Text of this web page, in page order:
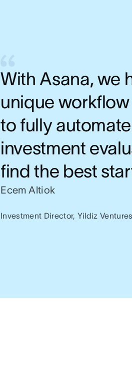
With Asana, we
unique
to fully
investment
find the best
Ecem Altiok
Investment Director, Yildiz Ventures